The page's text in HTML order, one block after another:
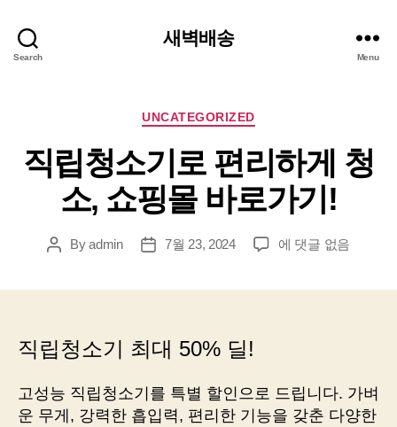
Search
새벽배송
Menu
Categories
UNCATEGORIZED
직립청소기로 편리하게 청
소, 쇼핑몰 바로가기!
PostByadmin
Post7월 23, 2024
직
하
게
에 댓글 없음
직립청소기 최대 50% 딜!
고성능 직립청소기를 특별 할인으로 드립니다. 가벼
운 무게, 강력한 흡입력, 편리한 기능을 갖춘 다양한